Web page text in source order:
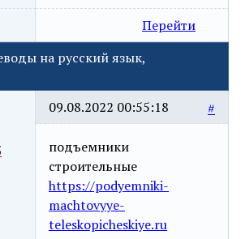
Перейти
на русский язык,
#
09.08.2022 00:55:18
подъемники
строительные
https://podyemniki-
machtovyye-
teleskopicheskiye.ru